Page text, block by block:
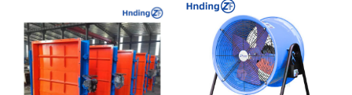
решение для
вентиляции и
вытяжки на кухне